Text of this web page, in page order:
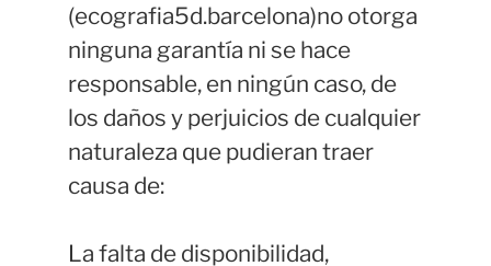
(ecografia5d.barcelona)no otorga
ninguna garantía ni se hace
responsable, en ningún caso, de
los daños y perjuicios de cualquier
naturaleza que pudieran traer
causa de:
La falta de disponibilidad,